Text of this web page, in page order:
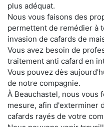
plus adéquat.
Nous vous faisons des
permettent de remédier à
invasion de cafards de
Vous avez besoin de
traitement anti cafard en
Vous pouvez dès
de notre compagnie.
À Beauchastel, nous vous
mesure, afin d'exterminer
cafards rayés de votre